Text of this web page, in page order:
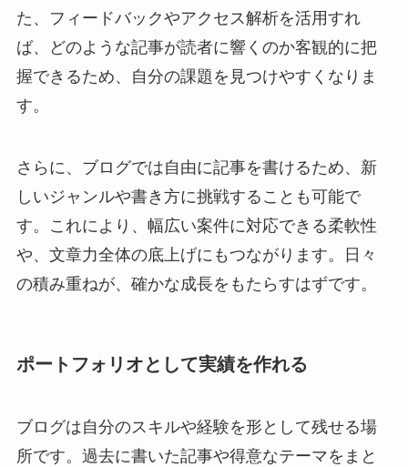
た、フィードバックやアクセス解析を活用すれ
ば、どのような記事が読者に響くのか客観的に把
握できるため、自分の課題を見つけやすくなりま
す。
さらに、ブログでは自由に記事を書けるため、新
しいジャンルや書き方に挑戦することも可能で
す。これにより、幅広い案件に対応できる柔軟性
や、文章力全体の底上げにもつながります。日々
の積み重ねが、確かな成長をもたらすはずです。
ポートフォリオとして実績を作れる
ブログは自分のスキルや経験を形として残せる場
所です。過去に書いた記事や得意なテーマをまと